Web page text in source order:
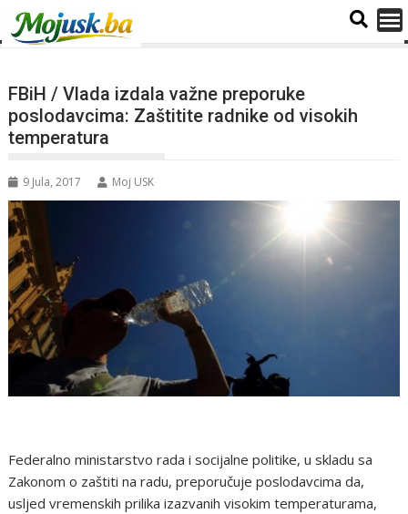
FBiH / Vlada izdala važne preporuke
poslodavcima: Zaštitite radnike od visokih
temperatura
9 Jula, 2017 Moj USK
Federalno ministarstvo rada i socijalne politike, u skladu sa
Zakonom o zaštiti na radu, preporučuje poslodavcima da,
usljed vremenskih prilika izazvanih visokim temperaturama,